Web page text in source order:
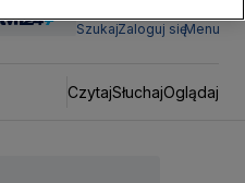
SzukajZaloguj sięMenu
CzytajSłuchajOglądaj